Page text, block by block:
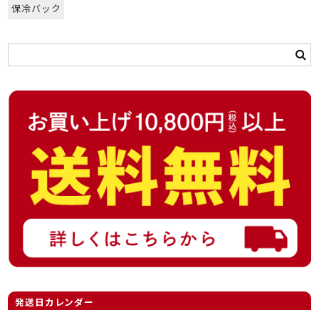
保冷バック
発送日カレンダー